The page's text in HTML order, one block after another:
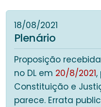
18/08/2021
Plenário
Proposição
no DL em 20/8/2021,
Constituição e
parece. Errata